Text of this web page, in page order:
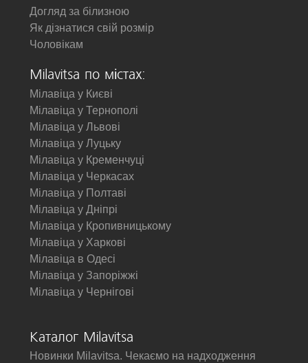
Догляд за білизною
Як дізнатися свій розмір
Чоловікам
Milavitsa по містах:
Мілавіца у Києві
Мілавіца у Тернополі
Мілавіца у Львові
Мілавіца у Луцьку
Мілавіца у Кременчуці
Мілавіца у Черкасах
Мілавіца у Полтаві
Мілавіца у Дніпрі
Мілавіца у Кропивницькому
Мілавіца у Харкові
Мілавіца в Одесі
Мілавіца у Запоріжжі
Мілавіца у Чернігові
Каталог Milavitsa
Новинки Milavitsa. Чекаємо на надходження